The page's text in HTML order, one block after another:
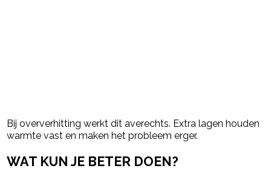
Bij oververhitting werkt dit averechts. Extra lagen houden
warmte vast en maken het probleem erger.
WAT KUN JE BETER DOEN?